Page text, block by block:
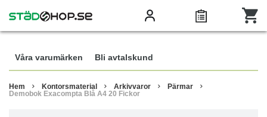
Våra varumärken Bli avtalskund
Hem Kontorsmaterial Arkivvaror
Pärmar
Demobok Exacompta Blå A4 20 Fickor